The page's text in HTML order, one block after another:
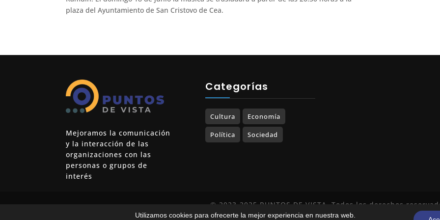
plaza del Ayuntamiento de San Cristovo de Cea.
Mejoramos la comunicación
y la interacción de las
organizaciones con las
personas o grupos de
interés
Categorías
Cultura Economía
Política Sociedad
© 2023-2025 PUNTOS DE VISTA. Todos los derechos
Política de Privacidad| Política de Cookies
Utilizamos cookies para ofrecerte la mejor experiencia en nuestra web.